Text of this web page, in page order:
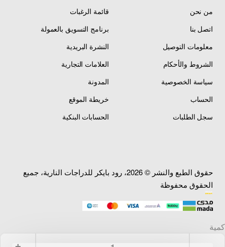
من نحن
اتصل بنا
معلومات التوصيل
الشروط والأحكام
سياسة الخصوصية
الحساب
سجل الطلبات
قائمة الرغبات
برنامج التسويق بالعمولة
النشرة البريدية
العلامات التجارية
المدونة
خريطة الموقع
الحسابات البنكية
حقوق الطبع والنشر © 2026، رود بايكر للدراجات النارية، جميع
الحقوق محفوظة